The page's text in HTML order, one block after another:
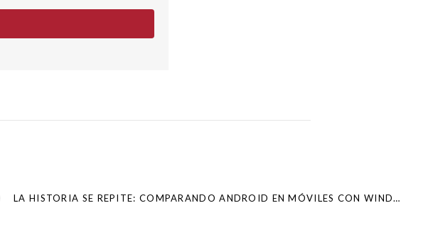
LA HISTORIA SE REPITE: COMPARANDO ANDROID EN MÓVILES CON WINDOWS EN PCS